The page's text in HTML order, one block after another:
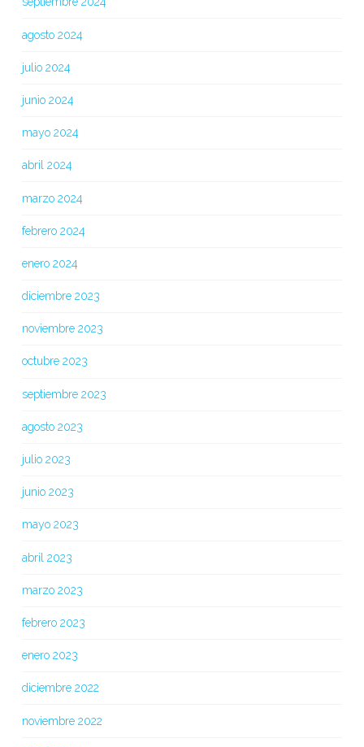
agosto 2024
julio 2024
junio 2024
mayo 2024
abril 2024
marzo 2024
febrero 2024
enero 2024
diciembre 2023
noviembre 2023
octubre 2023
septiembre 2023
agosto 2023
julio 2023
junio 2023
mayo 2023
abril 2023
marzo 2023
febrero 2023
enero 2023
diciembre 2022
noviembre 2022